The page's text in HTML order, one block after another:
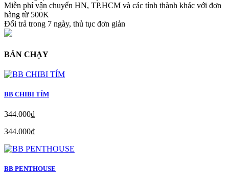
Miễn phí vận chuyển HN, TP.HCM và các tỉnh thành khác với đơn
hàng từ 500K
Đổi trả trong 7 ngày, thủ tục đơn giản
BÁN CHẠY
BB CHIBI TÍM
344.000₫
344.000₫
BB PENTHOUSE